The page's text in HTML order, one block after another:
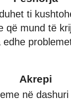
ti
që mund të
Akrepi
në